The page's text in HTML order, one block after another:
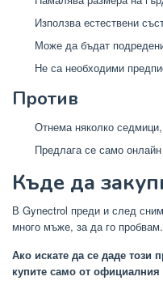
Използва естествени
Може да бъдат
Не са необходими
Против
Отнема няколко
Предлага се само онлайн
Къде да
В Gynectrol преди и след
много мъже, за да го пробвам.
Ако искате да се даде този
купите само от